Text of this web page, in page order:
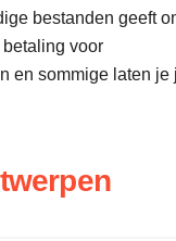
bestanden geeft
voor
en sommige laten je